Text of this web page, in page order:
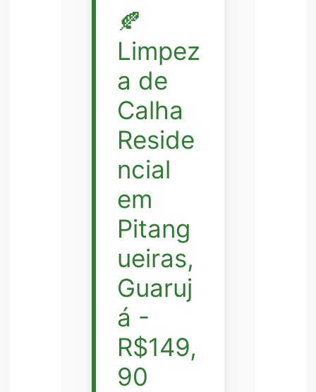
🍂
Limpez
a de
Calha
Reside
ncial
em
Pitang
ueiras,
Guaruj
á -
R$149,
90